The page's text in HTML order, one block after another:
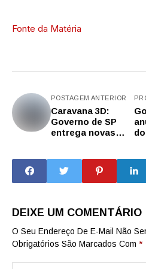
Fonte da Matéria
POSTAGEM ANTERIOR
Caravana 3D:
Governo de SP
entrega novas
Militar de Marília
DEIXE UM COMENTÁRIO
O Seu Endereço De E-Mail Não
Obrigatórios São Marcados Com *